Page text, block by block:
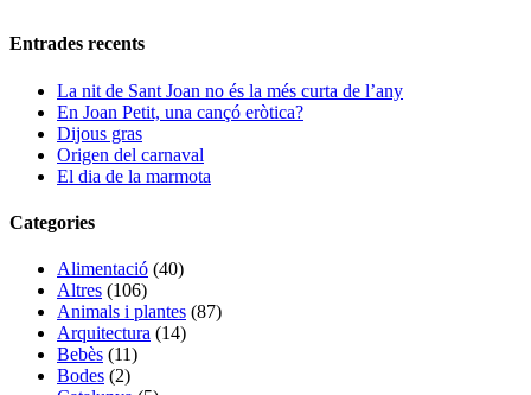
Entrades recents
La nit de Sant Joan no és la més curta de l’any
En Joan Petit, una cançó eròtica?
Dijous gras
Origen del carnaval
El dia de la marmota
Categories
Alimentació (40)
Altres (106)
Animals i plantes (87)
Arquitectura (14)
Bebès (11)
Bodes (2)